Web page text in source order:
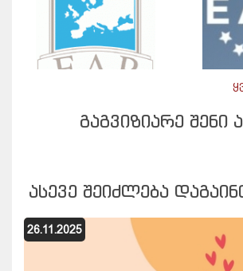
ᲒᲐᲒᲕᲘᲖᲘᲐᲠᲔ ᲨᲔᲜᲘ
ᲐᲡᲔᲕᲔ ᲨᲔᲘᲫᲚᲔᲑᲐ
26.11.2025